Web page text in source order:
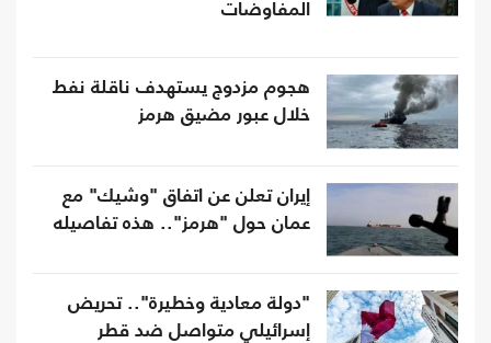
المفاوضات
هجوم مزدوج يستهدف ناقلة نفط
خلال عبور مضيق هرمز
إيران تعلن عن اتفاق "وشيك" مع
عمان حول "هرمز".. هذه تفاصيله
"دولة معادية وخطيرة".. تحريض
إسرائيلي متواصل ضد قطر